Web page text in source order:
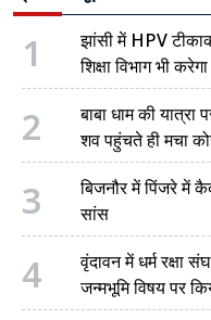
1
झांसी में HPV
शिक्षा विभाग भी
2
बाबा धाम की
शव पहुंचते ही मचा
3
बिजनौर में पिंजरे में
सांस
4
वृंदावन में धर्म रक्षा
जन्मभूमि विषय पर